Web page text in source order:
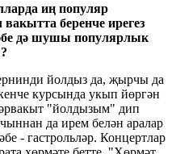
иң популяр
беренче ирегез
дә шушы популярлык
йолдыз да, җырчы да
курсында укып йөргән
"йолдызым" дип
да ирем белән аралар
- гастрольләр. Концертлар